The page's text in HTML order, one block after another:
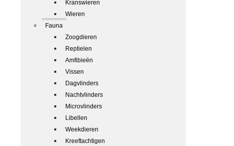
Kranswieren
Wieren
Fauna
Zoogdieren
Reptielen
Amfibieën
Vissen
Dagvlinders
Nachtvlinders
Microvlinders
Libellen
Weekdieren
Kreeftachtigen